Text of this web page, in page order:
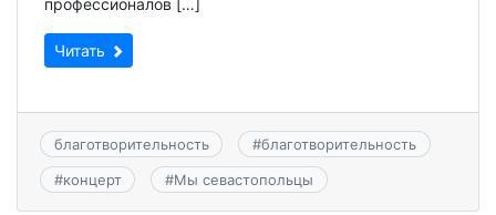
Читать
благотворительность #благотворительность
#концерт #Мы севастопольцы